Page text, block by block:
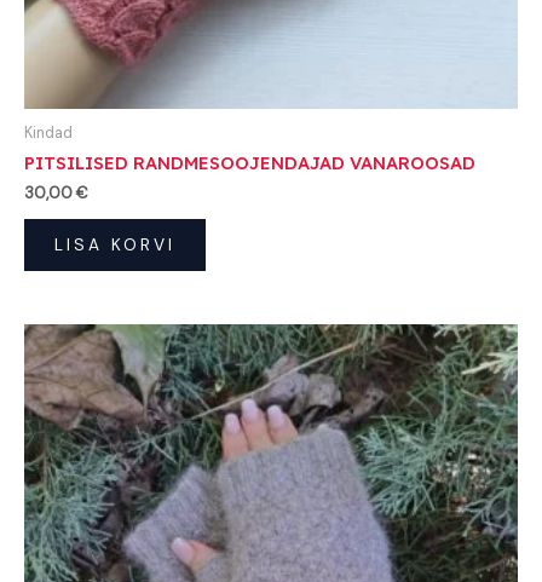
Kindad
PITSILISED RANDMESOOJENDAJAD VANAROOSAD
30,00€
LISA KORVI